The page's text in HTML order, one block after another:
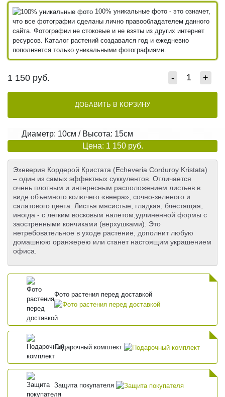
100% уникальные фото - это означет,
что все фотографии сделаны лично правообладателем данного
сайта. Фотографии не стоковые и не взяты из других интернет
ресурсов. Каталог растений создавался год и ежедневно
пополняется только уникальными фотографиями.
1 150 руб. - +
ДОБАВИТЬ В КОРЗИНУ
Диаметр: 10см / Высота: 15см
Цена: 1 150 руб.
Эхеверия Кордерой Кристата (Echeveria Corduroy Kristata)
– один из самых эффектных суккулентов. Отличается
очень плотным и интересным расположением листьев в
виде объемного колючего «веера», сочно-зеленого и
салатового цвета. Листья мясистые, гладкая, блестящая,
иногда - с легким восковым налетом,удлиненной формы с
заостренными кончиками (верхушками). Это
нетребовательное в уходе растение, дополнит любую
домашнюю оранжерею или станет настоящим украшением
офиса.
Фото растения перед доставкой
Подарочный комплект
Защита покупателя